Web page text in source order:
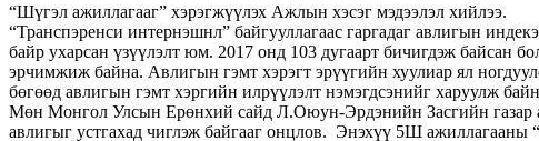
“Шүгэл ажиллагааг” хэрэгжүүлэх Ажлын хэсэг мэдээлэл хийлээ.
“Транспэренси интернэшнл” байгууллагаас гаргадаг авлигын
байр ухарсан үзүүлэлт юм. 2017 онд 103 дугаарт бичигдэж байсан
эрчимжиж байна. Авлигын гэмт хэрэгт эрүүгийн хуулиар ял
бөгөөд авлигын гэмт хэргийн илрүүлэлт нэмэгдсэнийг харуулж
Мөн Монгол Улсын Ерөнхий сайд Л.Оюун-Эрдэнийн Засгийн газар
авлигыг устгахад чиглэж байгааг онцлов. Энэхүү 5Ш